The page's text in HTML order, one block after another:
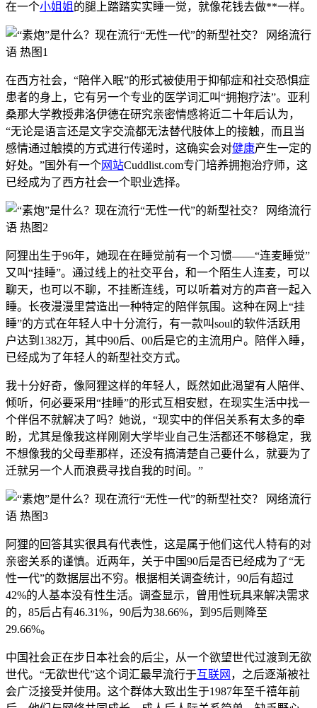
在一个小姐姐 的腿上踏踏实实睡一觉，就像花钱去做**一样。
在西方社会，“陪伴入眠”的形式被使用于抑郁症和社交恐惧症
患者的身上，它有另一个专业的医学词汇叫“拥抱疗法”。亚利
桑那大学教授弗洛伊德在研究亲密情感将近二十年后认为，
“无论是语言还是文字交流都无法替代肢体上的接触，而且当
感情通过触摸的方式进行传递时，这确实会对健康产生一定的
好处。”国外有一个网站Cuddlist.com专门培养拥抱治疗师，这
已经成为了西方社会一个职业选择。
阿狸出生于96年，她现在在睡觉前有一个习惯——“连麦睡觉”
又叫“挂睡”。通过线上的社交平台，和一个陌生人连麦，可以
聊天，也可以不聊，不挂断连线，可以听着对方的声音一起入
睡。长夜漫漫里营造出一种特定的陪伴氛围。这种在网上“挂
睡”的方式在年轻人中十分流行，有一款叫soul的软件活跃用
户达到1382万，其中90后、00后是它的主流用户。陪伴入睡，
已经成为了年轻人的新型社交方式。
我十分好奇，像阿狸这样的年轻人，既然如此渴望有人陪伴、
倾听，何必要采用“挂睡”的形式互相安慰，在现实生活中找一
个伴侣不就解决了吗？她说，“现实中的伴侣关系有太多的牵
盼，尤其是像我这样刚刚大学毕业自己生活都还不够稳定，我
不想像我的父母辈那样，还没有搞清楚自己要什么，就要为了
迁就另一个人而浪费寻找自我的时间。”
阿狸的回答其实很具有代表性，这是属于他们这代人特有的对
亲密关系的谨慎。近两年，关于中国90后是否已经成为了“无
性一代”的数据层出不穷。根据相关调查统计，90后有超过
42%的人基本没有性生活。调查显示，曾用性玩具来解决需求
的，85后占有46.31%，90后为38.66%，到95后则降至
29.66%。
中国社会正在步日本社会的后尘，从一个欲望世代过渡到无欲
世代。“无欲世代”这个词汇最早流行于互联网 ，之后逐渐被社
会广泛接受并使用。这个群体大致出生于1987年至千禧年前